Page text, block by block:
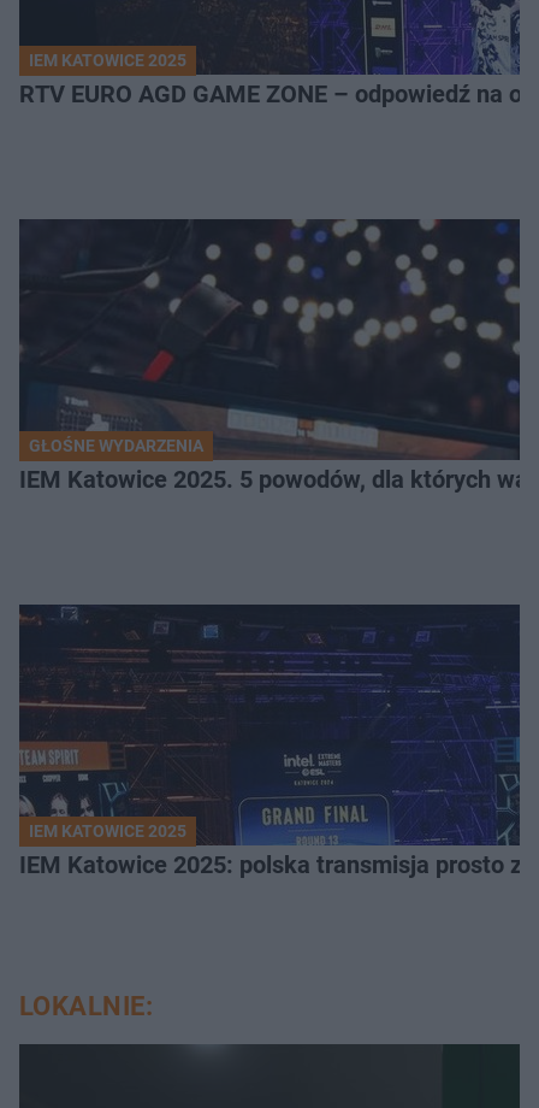
IEM KATOWICE 2025
RTV EURO AGD GAME ZONE – odpowiedź na
GŁOŚNE WYDARZENIA
IEM Katowice 2025. 5 powodów, dla których
IEM KATOWICE 2025
IEM Katowice 2025: polska transmisja prosto
LOKALNIE: